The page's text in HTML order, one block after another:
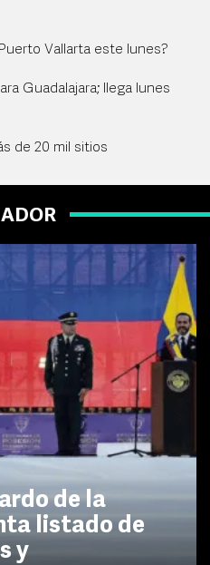
Vallarta este lunes?
Guadalajara; llega lunes
de 20 mil sitios
de la
listado de
y